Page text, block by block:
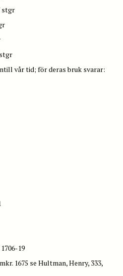
stgr
vår tid; för deras bruk svarar:
19
1675 se Hultman, Henry, 333,